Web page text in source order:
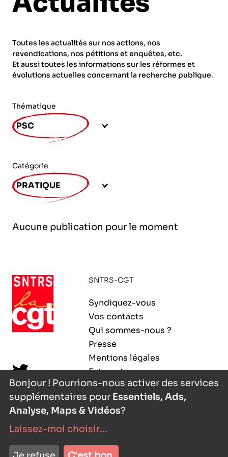
Fonction publique
Actions spécifiques
ORGANISMES
CNRS – Centre national de la recherche
scientifique
INRIA - Institut national de recherche en
INSERM – Institut national de la santé et de la
recherche médicale
développement
INED – Institut national d’études
démographiques
l’exploitation de la mer
AGENDA
PUBLICATIONS
ADHÉRER
Toutes les actualités sur nos actions, nos
revendications, nos pétitions et enquêtes, etc.
Et aussi toutes les informations sur les réformes et
évolutions actuelles concernant la recherche publique.
Thématique
PSC
Catégorie
PRATIQUE
Aucune publication pour le moment
SNTRS-CGT
Syndiquez-vous
Vos contacts
Qui sommes-nous ?
Presse
Mentions légales
Extranet
- agence digitale
Bonjour ! Pourrions-nous activer des services
supplémentaires pour Essentiels, Ads,
Analyse, Maps & Vidéos?
Laissez-moi choisir...